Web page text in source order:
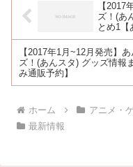
【
ズ！(あ
とめ1【
【2017年1月~12月発売】
ズ！(あんスタ) グッズ情報
み通販予約】
ホーム アニメ・
最新情報